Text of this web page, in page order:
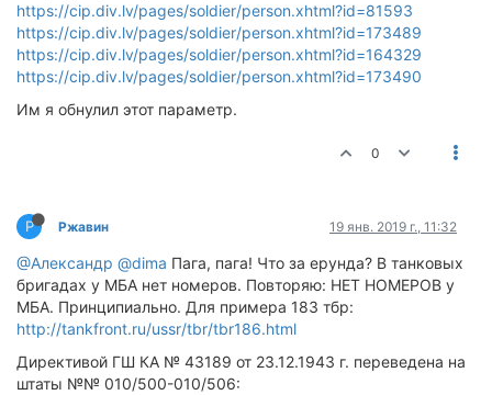
https://cip.div.lv/pages/soldier/person.xhtml?id=81593
https://cip.div.lv/pages/soldier/person.xhtml?id=173489
https://cip.div.lv/pages/soldier/person.xhtml?id=164329
https://cip.div.lv/pages/soldier/person.xhtml?id=173490
Им я обнулил этот параметр.
0
Р Ржавин 19 янв. 2019 г., 11:32
@Александр @dima Пага, пага! Что за ерунда? В танковых
бригадах у МБА нет номеров. Повторяю: НЕТ НОМЕРОВ у
МБА. Принципиально. Для примера 183 тбр:
http://tankfront.ru/ussr/tbr/tbr186.html
Директивой ГШ КА № 43189 от 23.12.1943 г. переведена на
штаты №№ 010/500-010/506: